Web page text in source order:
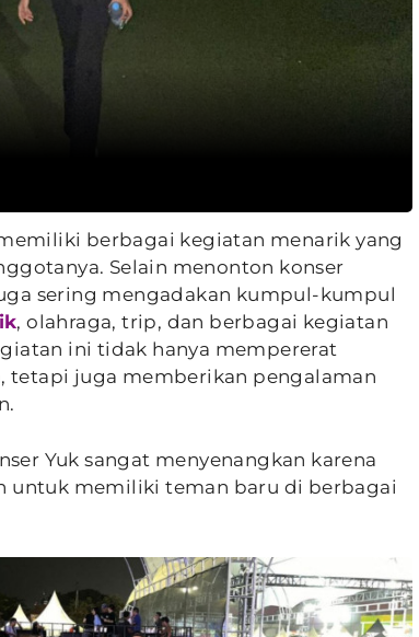
berbagai kegiatan menarik yang
Selain menonton konser
sering mengadakan kumpul-kumpul
, olahraga, trip, dan berbagai kegiatan
ini tidak hanya mempererat
tetapi juga memberikan pengalaman
Yuk sangat menyenangkan karena
untuk memiliki teman baru di berbagai